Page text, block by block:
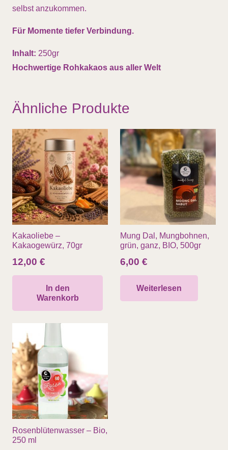
selbst anzukommen.
Für Momente tiefer Verbindung.
Inhalt: 250gr
Hochwertige Rohkakaos aus aller Welt
Ähnliche Produkte
Kakaoliebe –
Kakaogewürz, 70gr
12,00 €
In den
Warenkorb
Mung Dal, Mungbohnen,
grün, ganz, BIO, 500gr
6,00 €
Weiterlesen
Rosenblütenwasser – Bio,
250 ml